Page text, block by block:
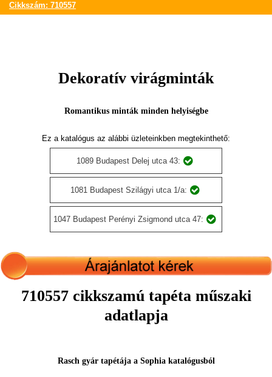
Cikkszám: 710557
Dekoratív virágminták
Romantikus minták minden helyiségbe
Ez a katalógus az alábbi üzleteinkben megtekinthető:
1089 Budapest Delej utca 43:
1081 Budapest Szilágyi utca 1/a:
1047 Budapest Perényi Zsigmond utca 47:
710557 cikkszamú tapéta műszaki
adatlapja
Rasch gyár tapétája a Sophia katalógusból